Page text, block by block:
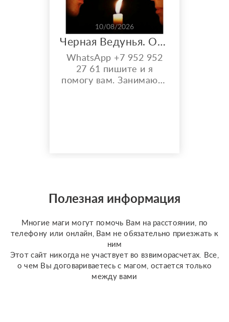
10/08/2026
Черная Ведунья. Опыт 35 лет. Сильнейшие обряды
WhatsApp +7 952 952
27 61 пишите и я
помогу вам. Занимаюсь
разных колодах Таро и
Ленорман, рунах.
Полезная информация
Многие маги могут помочь Вам на расстоянии, по
телефону или онлайн, Вам не обязательно приезжать к
ним
Этот сайт никогда не участвует во взвиморасчетах. Все,
о чем Вы договариваетесь с магом, остается только
между вами